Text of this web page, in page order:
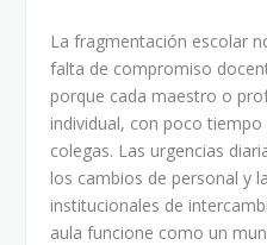
La fragmentación escolar
falta de compromiso
porque cada maestro o
individual, con poco
colegas. Las urgencias
los cambios de personal y
institucionales de
aula funcione como un